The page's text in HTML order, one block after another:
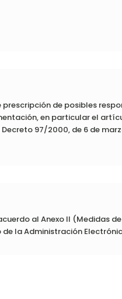
de posibles
en particular el
97/2000, de 6 de
al Anexo II (Medidas
de la Administración